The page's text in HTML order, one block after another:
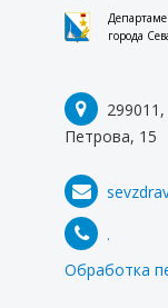
города
Петрова, 15
.
Обработка